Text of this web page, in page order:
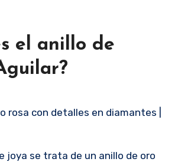
el anillo de
rosa con detalles en diamantes |
joya se trata de un anillo de oro